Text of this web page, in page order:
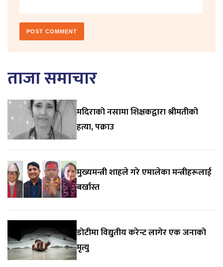
ताजा समाचार
मदिराको नसामा शिक्षकद्वारा श्रीमतीको
हत्या, पक्राउ
मुख्यमन्त्री शाहले गरे एमालेका मन्त्रीहरूलाई
बर्खास्त
डोटीमा विद्युतीय करेन्ट लागेर एक जनाको
मृत्यु